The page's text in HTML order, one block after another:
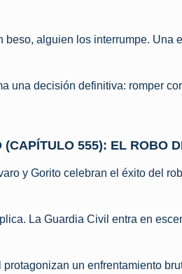
beso, alguien los interrumpe. Una
una decisión definitiva: romper
(CAPÍTULO 555): EL ROBO
y Gorito celebran el éxito del
La Guardia Civil entra en
un enfrentamiento